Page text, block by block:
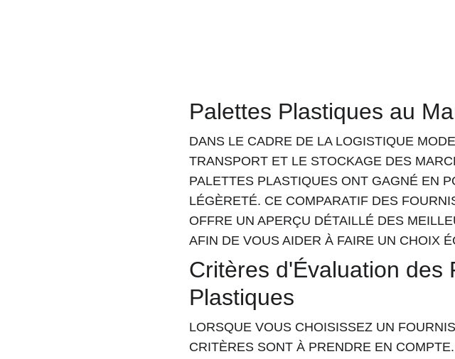
Palettes Plastiques au
DANS LE CADRE DE LA LOGISTIQUE
TRANSPORT ET LE STOCKAGE DES
PALETTES PLASTIQUES ONT GAGNÉ EN
LÉGÈRETÉ. CE COMPARATIF DES
OFFRE UN APERÇU DÉTAILLÉ DES
AFIN DE VOUS AIDER À FAIRE UN CHOIX
Critères d'Évaluation des
Plastiques
LORSQUE VOUS CHOISISSEZ UN
CRITÈRES SONT À PRENDRE EN